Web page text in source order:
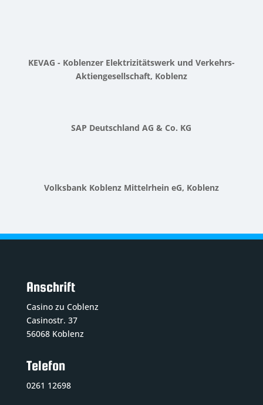
KEVAG - Koblenzer Elektrizitätswerk und Verkehrs-
Aktiengesellschaft, Koblenz
SAP Deutschland AG & Co. KG
Volksbank Koblenz Mittelrhein eG, Koblenz
Anschrift
Casino zu Coblenz
Casinostr. 37
56068 Koblenz
Telefon
0261 12698